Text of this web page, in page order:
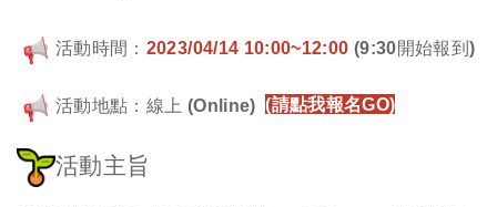
活動時間： 2023/04/14 10:00~12:00 (9:30開始報到)
活動地點：線上 (Online) (請點我報名GO)
活動主旨